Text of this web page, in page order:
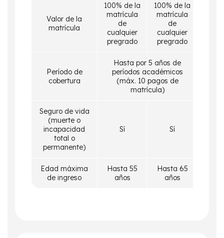
Valor de la
matrícula
100% de la
matrícula
de
cualquier
pregrado
100% de la
matrícula
de
cualquier
pregrado
Período de
cobertura
Hasta por 5 años de
períodos académicos
(máx. 10 pagos de
matrícula)
Seguro de vida
(muerte o
incapacidad
total o
permanente)
Sí Sí
Edad máxima
de ingreso
Hasta 55
años
Hasta 65
años